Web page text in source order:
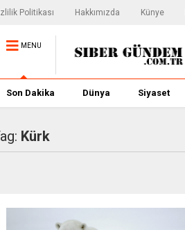
Politikası Hakkımızda Künye
MENU
Son Dakika Dünya Siyaset
Kürk